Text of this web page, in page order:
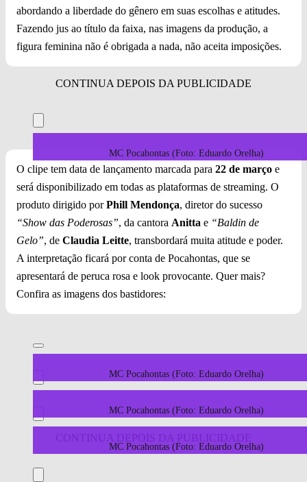
abordando a liberdade do gênero em suas escolhas e atitudes.
Fazendo jus ao título da faixa, nas imagens da produção, a
figura feminina não é obrigada a nada, não aceita imposições.
MC Pocahontas (Foto: Eduardo Orelha)
O clipe tem data de lançamento marcada para 22 de março e
será disponibilizado em todas as plataformas de streaming. O
produto dirigido porPhill Mendonça, diretor do sucesso
“Show das Poderosas”, da cantora Anitta e “Baldin de
Gelo”, de Claudia Leitte, transbordará muita atitude e poder.
A interpretação ficará por conta de Pocahontas, que se
apresentará de peruca rosa e look provocante. Quer mais?
Confira as imagens dos bastidores:
MC Pocahontas (Foto: Eduardo Orelha)
MC Pocahontas (Foto: Eduardo Orelha)
MC Pocahontas (Foto: Eduardo Orelha)